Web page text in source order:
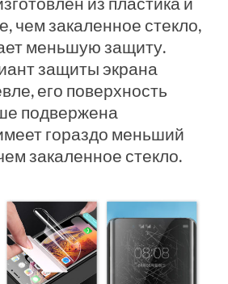
чем закаленное стекло,
меньшую защиту.
защиты экрана
его поверхность
подвержена
гораздо меньший
закаленное стекло.